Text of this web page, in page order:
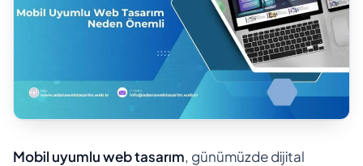
Mobil uyumlu web tasarım, günümüzde dijital